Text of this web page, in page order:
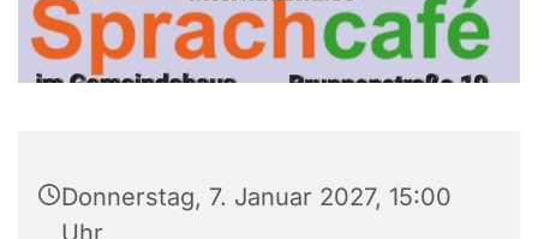
Donnerstag, 7. Januar 2027, 15:00